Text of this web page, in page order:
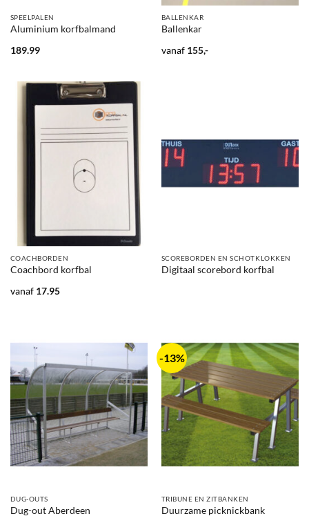
SPEELPALEN
Aluminium korfbalmand
189.99
BALLENKAR
Ballenkar
vanaf 155,-
COACHBORDEN
Coachbord korfbal
vanaf 17.95
SCOREBORDEN EN SCHOTKLOKKEN
Digitaal scorebord korfbal
DUG-OUTS
Dug-out Aberdeen
-13%
TRIBUNE EN ZITBANKEN
Duurzame picknickbank